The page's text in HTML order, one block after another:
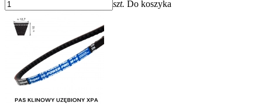
szt. Do koszyka